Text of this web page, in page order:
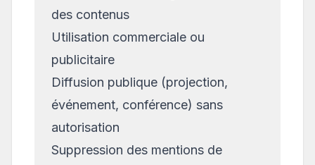
des contenus
Utilisation commerciale ou
publicitaire
Diffusion publique (projection,
événement, conférence) sans
autorisation
Suppression des mentions de